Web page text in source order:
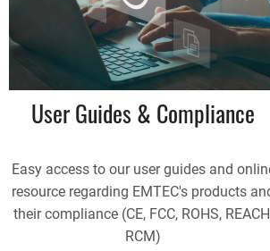
User Guides & Compliance
Easy access to our user guides and
resource regarding EMTEC's products
their compliance (CE, FCC, ROHS,
RCM)